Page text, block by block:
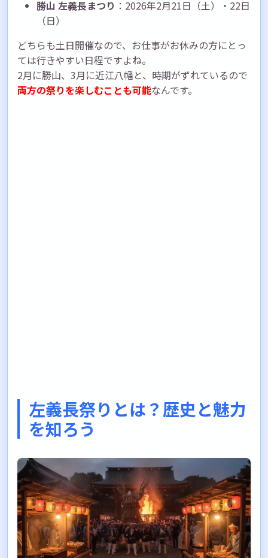
勝山 左義長まつり ：2026年2月21日（土）・22日
（日）
どちらも土日開催なので、お仕事がお休みの方にとっ
ては行きやすい日程ですよね。
2月に勝山、3月に近江八幡と、時期がずれているので
両方の祭りを楽しむことも可能なんです。
左義長祭りとは？歴史と魅力
を知ろう